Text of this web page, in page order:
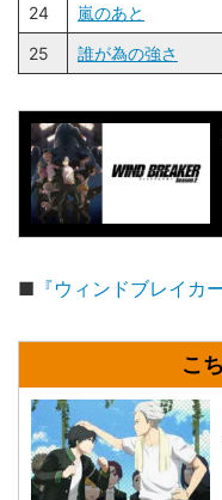
24
嵐のあと
25
誰が為の強さ
■ 『ウィンドブレイカ